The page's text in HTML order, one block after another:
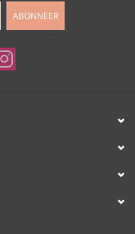
ABONNEER